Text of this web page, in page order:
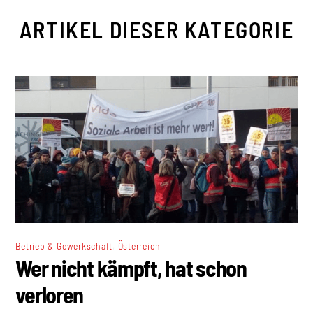
ARTIKEL DIESER KATEGORIE
Betrieb & Gewerkschaft Österreich
Wer nicht kämpft, hat schon
verloren